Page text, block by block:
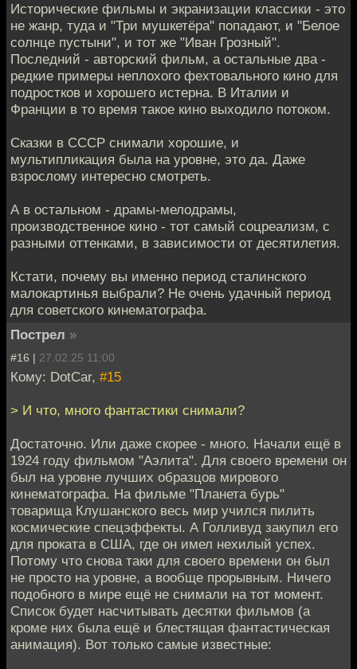
Исторические фильмы и экранизации классики - это
не жанр, туда и "Три мушкетёра" попадают, и "Белое
солнце пустыни", и тот же "Иван Грозный".
Последний - авторский фильм, а остальные два -
редкие примеры неплохого фехтовального кино для
подростков и хорошего истерна. В Италии и
Франции в то время такое кино выходило потоком.
Сказки в СССР снимали хорошие, и
мультипликация была на уровне, это да. Даже
взрослому интересно смотреть.
А в остальном - драмы-мелодрамы,
производственное кино - тот самый соцреализм, с
разными оттенками, в зависимости от десятилетия.
Кстати, почему вы именно период сталинского
малокартинья выбрали? Не очень удачный период
для советского кинематографа.
Пострел »
#16 | 27.02.25 11:00
Кому: DotCar, #15
> И что, много фантастики снимали?
Достаточно. Или даже скорее - много. Начали ещё в
1924 году фильмом "Аэлита". Для своего времени он
был на уровне лучших образцов мирового
кинематографа. На фильме "Планета бурь"
товарища Клушанского весь мир учился пилить
космические спецэффекты. А Голливуд закупил его
для проката в США, где он имел нехилый успех.
Потому что снова таки для своего времени он был
не просто на уровне, а вообще прорывным. Ничего
подобного в мире ещё не снимали на тот момент.
Список будет насчитывать десятки фильмов (а
кроме них была ещё и блестящая фантастическая
анимация). Вот только самые известные: